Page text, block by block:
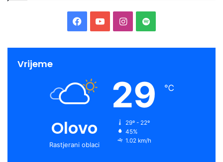
Facebook
YouTubeInstagram
Spotify
Vrijeme
Olovo
Rastjerani oblaci
29 ℃
29º - 22º
45%
1.02 km/h